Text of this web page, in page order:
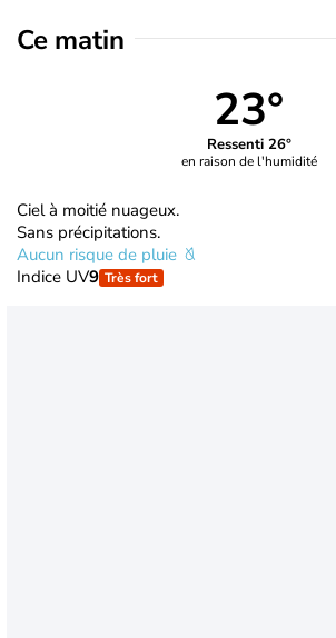
Ce matin
23°
Ressenti 26°
en raison de l'humidité
Ciel à moitié nuageux.
Sans précipitations.
Aucun risque de pluie
Indice UV9 Très fort